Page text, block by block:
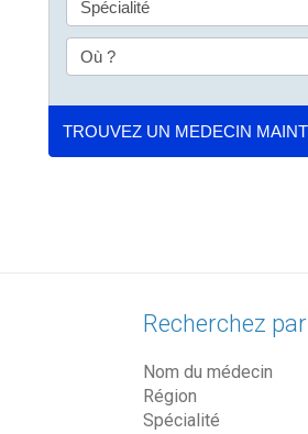
Recherchez par
Nom du médecin
Région
Spécialité